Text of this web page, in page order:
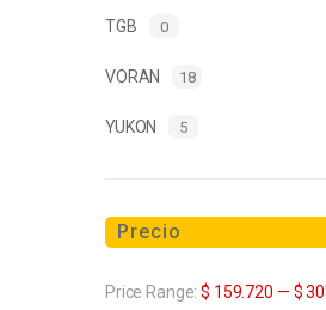
TGB 0
VORAN 18
YUKON 5
Precio
Price Range:$ 159.720 — $